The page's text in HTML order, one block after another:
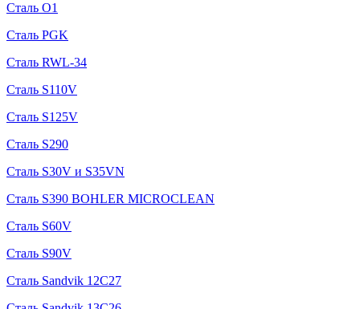
Сталь O1
Сталь PGK
Сталь RWL-34
Сталь S110V
Сталь S125V
Сталь S290
Сталь S30V и S35VN
Сталь S390 BOHLER MICROCLEAN
Сталь S60V
Сталь S90V
Сталь Sandvik 12C27